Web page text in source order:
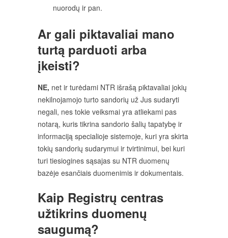
nuorodų ir pan.
Ar gali piktavaliai mano
turtą parduoti arba
įkeisti?
NE, net ir turėdami NTR išrašą piktavaliai jokių
nekilnojamojo turto sandorių už Jus sudaryti
negali, nes tokie veiksmai yra atliekami pas
notarą, kuris tikrina sandorio šalių tapatybę ir
informaciją specialioje sistemoje, kuri yra skirta
tokių sandorių sudarymui ir tvirtinimui, bei kuri
turi tiesiogines sąsajas su NTR duomenų
bazėje esančiais duomenimis ir dokumentais.
Kaip Registrų centras
užtikrins duomenų
saugumą?